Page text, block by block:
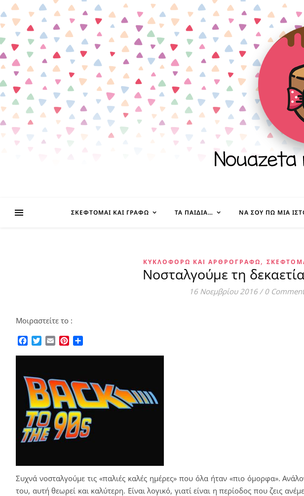
ΣΚΈΦΤΟΜΑΙ ΚΑΙ ΓΡΆΦΩ ΤΑ ΠΑΙΔΊΑ… ΝΑ ΣΟΥ ΠΩ ΜΙΑ
ΚΥΚΛΟΦΟΡΏ ΚΑΙ ΑΡΘΡΟΓΡΑΦΏ,
Νοσταλγούμε τη
16 Νοεμβρίου 2016 / 0
Μοιραστείτε το :
Facebook
TwitterEmailPinterest
Συχνά νοσταλγούμε τις «παλιές καλές ημέρες» που όλα ήταν «πιο όμορφα».
του, αυτή θεωρεί και καλύτερη. Είναι λογικό, γιατί είναι η περίοδος που ζεις